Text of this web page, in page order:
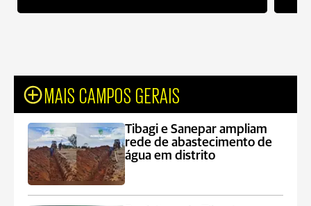
MAIS CAMPOS GERAIS
Tibagi e Sanepar ampliam
rede de abastecimento de
água em distrito